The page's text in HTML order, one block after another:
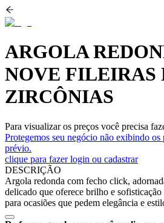
ARGOLA
NOVE FILEIRAS
ZIRCÔNIAS
Para visualizar os preços você precisa
Protegemos seu negócio não exibindo os
prévio.
clique para fazer login ou cadastrar
DESCRIÇÃO
Argola redonda com fecho click,
delicado que oferece brilho e
para ocasiões que pedem elegância e